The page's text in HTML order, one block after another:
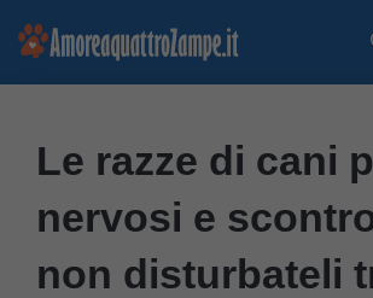
Vai
Le razze di cani
nervosi e
non disturbateli